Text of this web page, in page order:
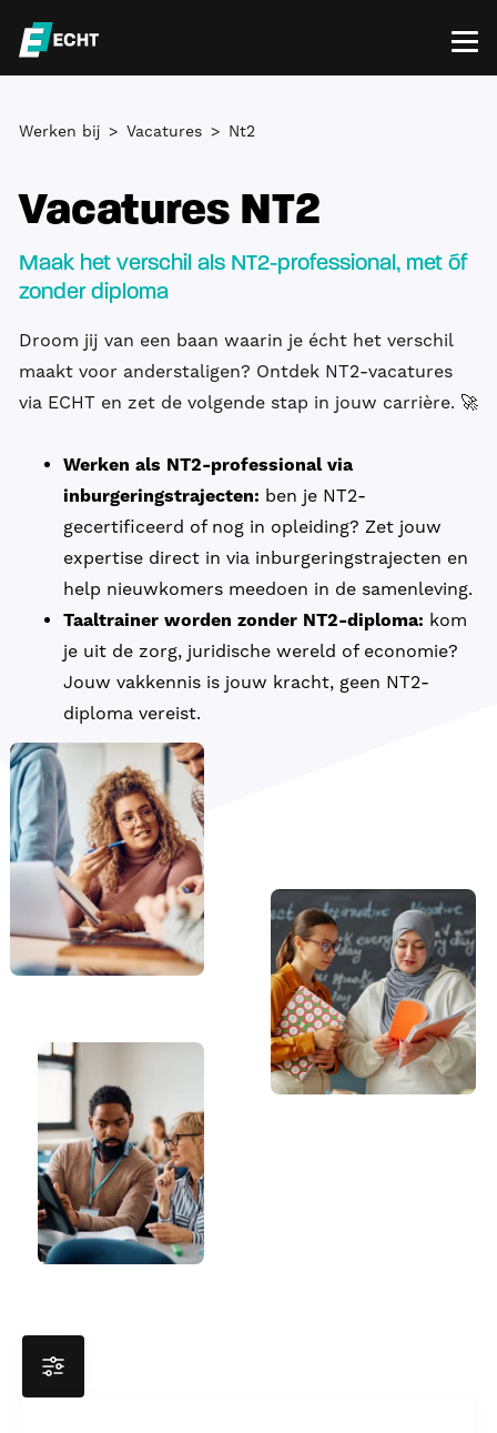
Werken bij Vacatures Nt2
Vacatures NT2
Maak het verschil als NT2-professional, met óf
zonder diploma
Droom jij van een baan waarin je écht het verschil
maakt voor anderstaligen? Ontdek NT2-vacatures
via ECHT en zet de volgende stap in jouw carrière. 🚀
Werken als NT2-professional via
inburgeringstrajecten: ben je NT2-
gecertificeerd of nog in opleiding? Zet jouw
expertise direct in via inburgeringstrajecten en
help nieuwkomers meedoen in de samenleving.
Taaltrainer worden zonder NT2-diploma: kom
je uit de zorg, juridische wereld of economie?
Jouw vakkennis is jouw kracht, geen NT2-
diploma vereist.